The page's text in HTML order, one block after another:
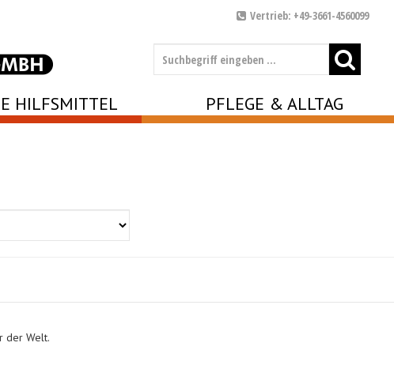
Vertrieb: +49-3661-4560099
HILFSMITTEL PFLEGE & ALLTAG
der Welt.